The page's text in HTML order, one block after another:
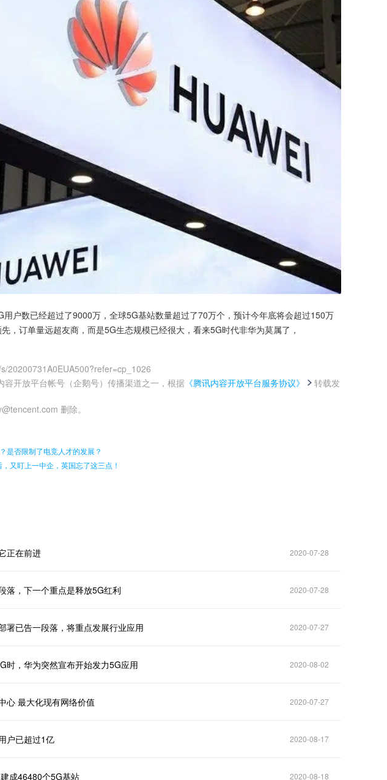
户数已经超过了9000万，全球5G基站数量超过了70万个，预计今年底将会超过150万
，订单量远超友商，而是5G生态规模已经很大，看来5G时代非华为莫属了，
20200731A0EUA500?refer=cp_1026
开放平台帐号（企鹅号）传播渠道之一，根据 《腾讯内容开放平台服务协议》
转载发
删除。
是否限制了电竞人才的发展？
又盯上一中企，英国忘了这三点！
正在前进 2020-07-28
落，下一个重点是释放5G红利 2020-07-28
署已告一段落，将重点发展行业应用 2020-07-27
时，华为突然宣布开始发力5G应用 2020-08-02
心 最大化现有网络价值 2020-07-27
户已超过1亿 2020-08-17
成46480个5G基站 2020-08-18